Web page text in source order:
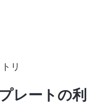
リ
レートの利